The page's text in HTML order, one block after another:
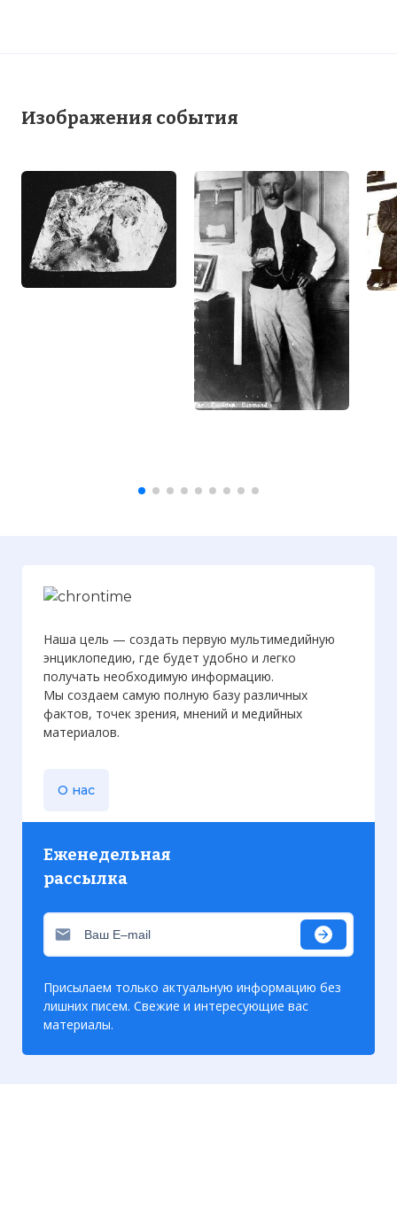
Изображения события
Наша цель — создать первую мультимедийную
энциклопедию, где будет удобно и легко
получать необходимую информацию.
Мы создаем самую полную базу различных
фактов, точек зрения, мнений и медийных
материалов.
О нас
Еженедельная
рассылка
Присылаем только актуальную информацию без
лишних писем. Свежие и интересующие вас
материалы.